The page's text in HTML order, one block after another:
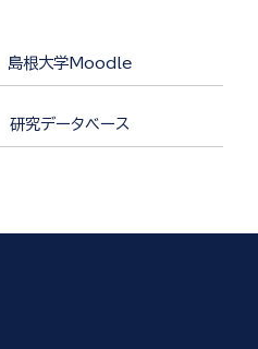
島根大学Moodle
研究データベース